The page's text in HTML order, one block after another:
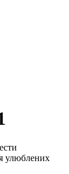
улюблених